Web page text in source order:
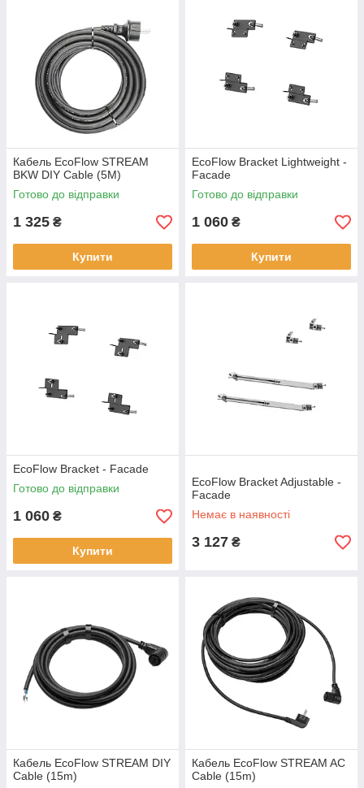
Кабель EcoFlow STREAM
BKW DIY Cable (5M)
Готово до відправки
1 325 ₴
Купити
EcoFlow Bracket Lightweight -
Facade
Готово до відправки
1 060 ₴
Купити
EcoFlow Bracket - Facade
Готово до відправки
1 060 ₴
Купити
EcoFlow Bracket Adjustable -
Facade
Немає в наявності
3 127 ₴
Кабель EcoFlow STREAM DIY
Cable (15m)
Кабель EcoFlow STREAM AC
Cable (15m)